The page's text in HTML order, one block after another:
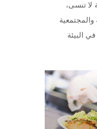
لا تنسى،
والمجتمعية
البيئة